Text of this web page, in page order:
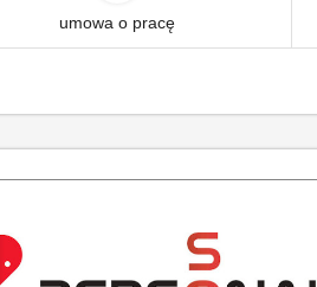
umowa o pracę